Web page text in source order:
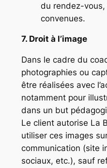
du rendez-
convenues.
7. Droit à l’image
Dans le cadre du
photographies ou
être réalisées avec
notamment pour
dans un but
Le client autorise La
utiliser ces images
communication (site
sociaux, etc.), sauf